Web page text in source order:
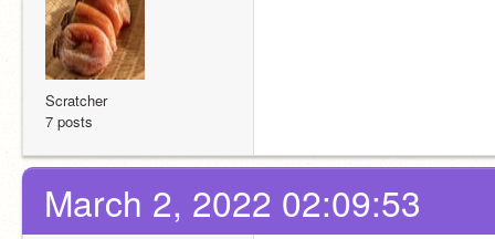
Scratcher
7 posts
March 2, 2022 02:09:53